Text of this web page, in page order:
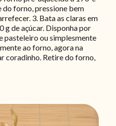
forno, pressione bem
3. Bata as claras em
g de açúcar. Disponha por
pasteleiro ou simplesmente
ao forno, agora na
coradinho. Retire do forno,